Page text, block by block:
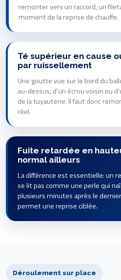
remonter vers un raccord, un
moment de la reprise de chauffe.
Té supérieur en cause
par ruissellement
Une goutte vue sur le bord du
au-dessus, d’un écrou voisin ou
de la tuyauterie. Il faut donc
réel.
Fuite retardée en
normal ailleurs
La différence est essentielle: un
se lit pas comme une perle qui
plusieurs minutes après le
permet une reprise ciblée.
Déroulement sur place